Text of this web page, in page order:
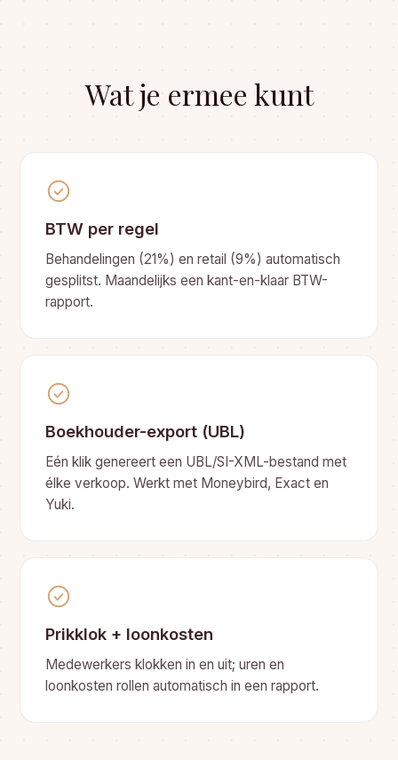
Wat je ermee kunt
BTW per regel
Behandelingen (21%) en retail (9%) automatisch
gesplitst. Maandelijks een kant-en-klaar BTW-
rapport.
Boekhouder-export (UBL)
Eén klik genereert een UBL/SI-XML-bestand met
élke verkoop. Werkt met Moneybird, Exact en
Yuki.
Prikklok + loonkosten
Medewerkers klokken in en uit; uren en
loonkosten rollen automatisch in een rapport.